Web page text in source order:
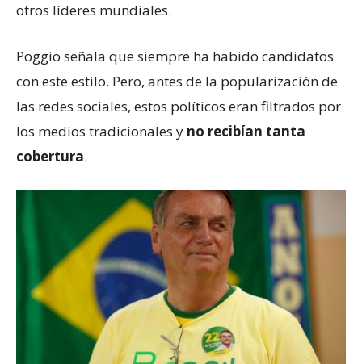
otros líderes mundiales.
Poggio señala que siempre ha habido candidatos
con este estilo. Pero, antes de la popularización de
las redes sociales, estos políticos eran filtrados por
los medios tradicionales y no recibían tanta
cobertura.